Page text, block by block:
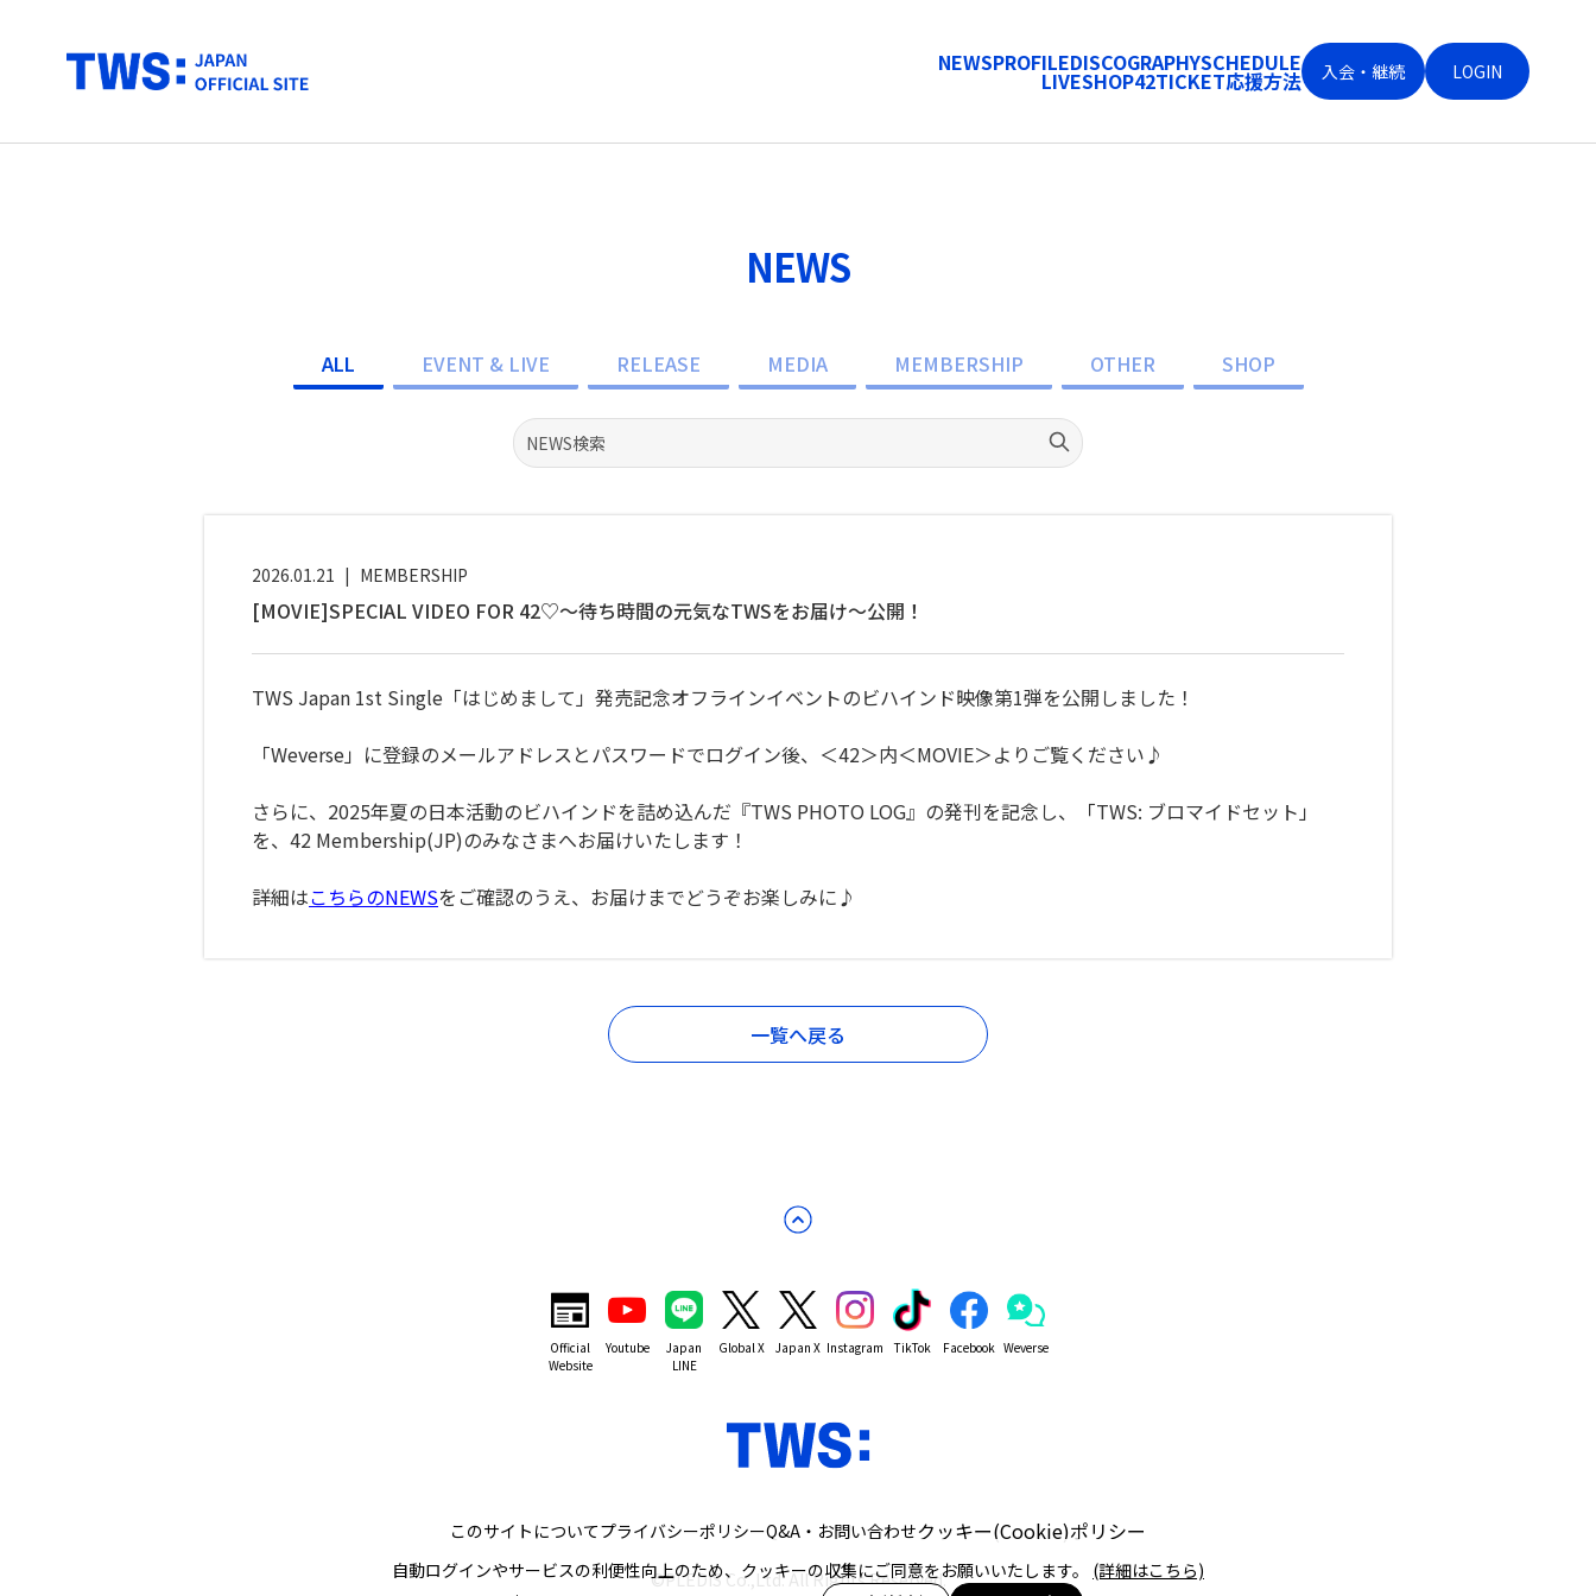
NEWSPROFILEDISCOGRAPHYSCHEDULE
LIVESHOP42TICKET応援方法 入会・継続 LOGIN
NEWS
ALL EVENT & LIVE RELEASE MEDIA MEMBERSHIP OTHER SHOP
2026.01.21 | MEMBERSHIP
[MOVIE]SPECIAL VIDEO FOR 42♡〜待ち時間の元気なTWSをお届け〜公開！
TWS Japan 1st Single「はじめまして」発売記念オフラインイベントのビハインド映像第1弾を公開しました！
「Weverse」に登録のメールアドレスとパスワードでログイン後、＜42＞内＜MOVIE＞よりご覧ください♪
さらに、2025年夏の日本活動のビハインドを詰め込んだ『TWS PHOTO LOG』の発刊を記念し、「TWS: ブロマイドセット」
を、42 Membership(JP)のみなさまへお届けいたします！
詳細はこちらのNEWSをご確認のうえ、お届けまでどうぞお楽しみに♪
一覧へ戻る
Official
Website
Youtube
Japan
LINE
Global X Japan X Instagram TikTok Facebook Weverse
このサイトについてプライバシーポリシーQ&A・お問い合わせクッキー(Cookie)ポリシー
©PLEDIS Co.,Ltd. All Rights Reserved.
自動ログインやサービスの利便性向上のため、クッキーの収集にご同意をお願いいたします。 (詳細はこちら)